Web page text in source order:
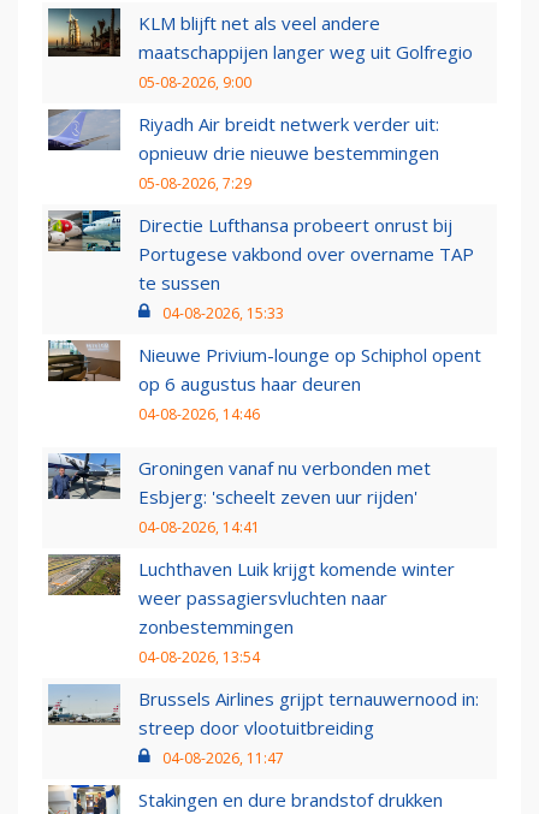
KLM blijft net als veel andere
maatschappijen langer weg uit Golfregio
05-08-2026, 9:00
Riyadh Air breidt netwerk verder uit:
opnieuw drie nieuwe bestemmingen
05-08-2026, 7:29
Directie Lufthansa probeert onrust bij
Portugese vakbond over overname TAP
te sussen
04-08-2026, 15:33
Nieuwe Privium-lounge op Schiphol opent
op 6 augustus haar deuren
04-08-2026, 14:46
Groningen vanaf nu verbonden met
Esbjerg: 'scheelt zeven uur rijden'
04-08-2026, 14:41
Luchthaven Luik krijgt komende winter
weer passagiersvluchten naar
zonbestemmingen
04-08-2026, 13:54
Brussels Airlines grijpt ternauwernood in:
streep door vlootuitbreiding
04-08-2026, 11:47
Stakingen en dure brandstof drukken